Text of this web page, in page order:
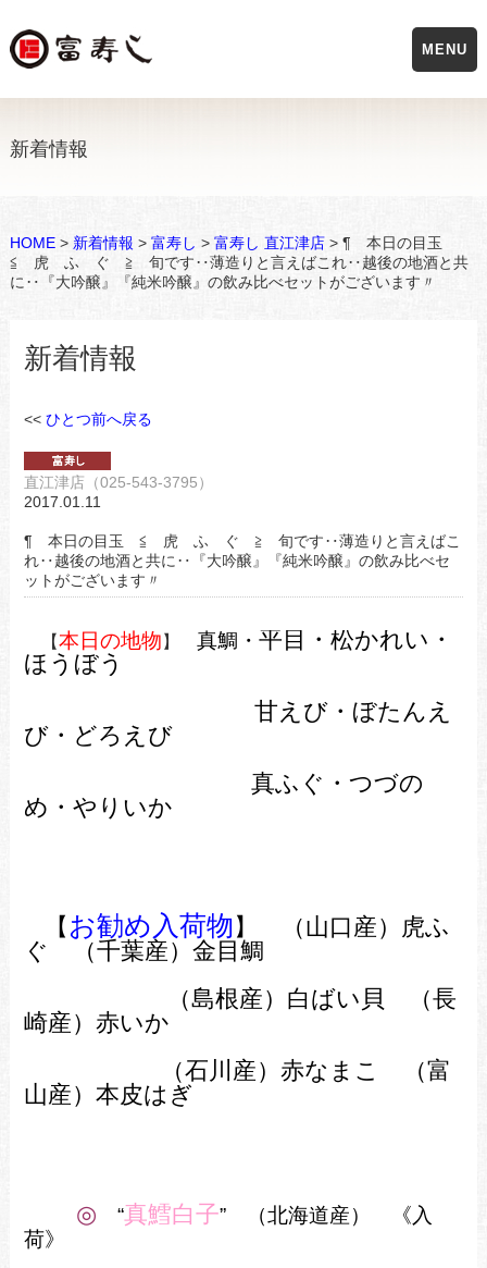
新着情報
HOME> 新着情報 > 富寿し > 富寿し 直江津店> ¶ 本日の目玉
≦ 虎 ふ ぐ ≧ 旬です‥薄造りと言えばこれ‥越後の地酒と共
に‥『大吟醸』『純米吟醸』の飲み比べセットがございます〃
新着情報
<< ひとつ前へ戻る
直江津店（025-543-3795）
2017.01.11
¶ 本日の目玉 ≦ 虎 ふ ぐ ≧ 旬です‥薄造りと言えばこ
れ‥越後の地酒と共に‥『大吟醸』『純米吟醸』の飲み比べセ
ットがございます〃
【本日の地物】 真鯛・ 平目・松かれい・
ほうぼう
甘えび・ぼたんえ
び・どろえび
真ふぐ・つづの
め・やりいか
【 お勧め入荷物 】 （山口産）虎ふ
ぐ （千葉産）金目鯛
（島根産）白ばい貝
（長
崎産）赤いか
（石川産）赤なまこ （富
山産）本皮はぎ
◎ “真鱈白子” （北海道産） 《入
荷》
MENU